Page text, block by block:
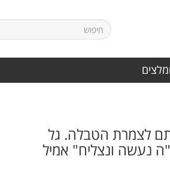
לצמרת הטבלה. גל
נעשה ונצליח" אמיל